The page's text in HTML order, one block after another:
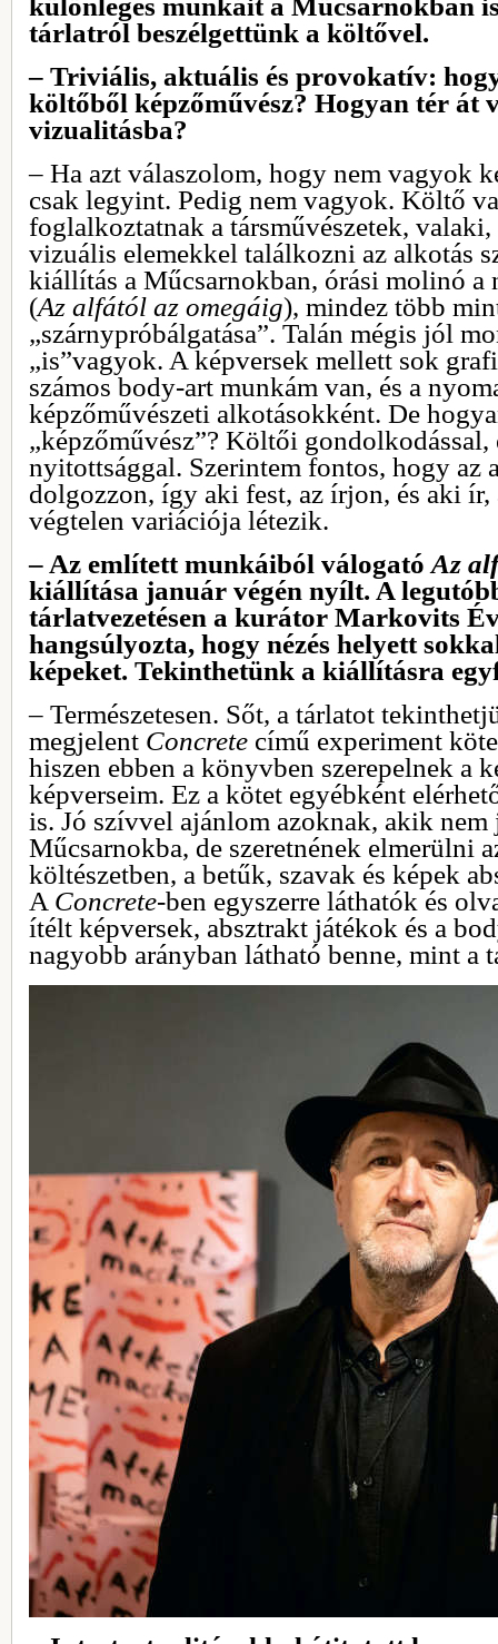
tárlatról beszélgettünk a költővel.
– Triviális, aktuális és provokatív:
költőből képzőművész? Hogyan tér át
vizualitásba?
– Ha azt válaszolom, hogy nem vagyok
csak legyint. Pedig nem vagyok. Költő
foglalkoztatnak a társművészetek,
vizuális elemekkel találkozni az alkotás
kiállítás a Műcsarnokban, órási molinó a
(Az alfától az omegáig), mindez több
„szárnypróbálgatása”. Talán mégis jól
„is”vagyok. A képversek mellett sok
számos body-art munkám van, és a
képzőművészeti alkotásokként. De
„képzőművész”? Költői gondolkodással,
nyitottsággal. Szerintem fontos, hogy az
dolgozzon, így aki fest, az írjon, és aki ír,
végtelen variációja létezik.
– Az említett munkáiból válogató Az
kiállítása január végén nyílt. A
tárlatvezetésen a kurátor Markovits
hangsúlyozta, hogy nézés helyett
képeket. Tekinthetünk a kiállításra
– Természetesen. Sőt, a tárlatot
megjelent Concrete című experiment
hiszen ebben a könyvben szerepelnek a
képverseim. Ez a kötet egyébként
is. Jó szívvel ajánlom azoknak, akik nem
Műcsarnokba, de szeretnének elmerülni
költészetben, a betűk, szavak és képek
A Concrete-ben egyszerre láthatók és
ítélt képversek, absztrakt játékok és a
nagyobb arányban látható benne, mint a